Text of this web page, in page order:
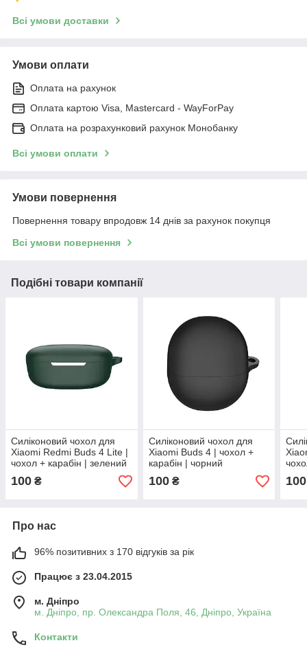
Всі умови доставки
Умови оплати
Оплата на рахунок
Оплата картою Visa, Mastercard - WayForPay
Оплата на розрахунковий рахунок Монобанку
Всі умови оплати
Умови повернення
Повернення товару впродовж 14 днів за рахунок покупця
Всі умови повернення
Подібні товари компанії
Силіконовий чохол для
Xiaomi Redmi Buds 4 Lite |
чохол + карабін | зелений
100 ₴
Силіконовий чохол для
Xiaomi Buds 4 | чохол +
карабін | чорний
100₴ 100
Про нас
96% позитивних з 170 відгуків за рік
Працює з 23.04.2015
м. Дніпро
м. Дніпро, пр. Олександра Поля, 46, Дніпро, Україна
Контакти